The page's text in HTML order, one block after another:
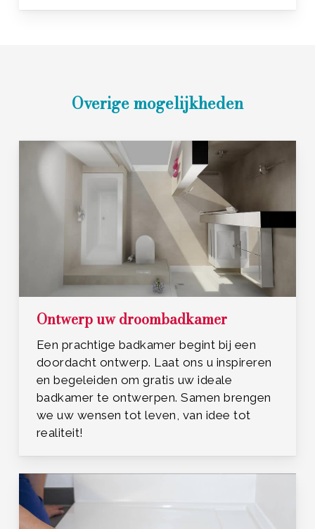
Overige mogelijkheden
Ontwerp uw droombadkamer
Een prachtige badkamer begint bij een
doordacht ontwerp. Laat ons u inspireren
en begeleiden om gratis uw ideale
badkamer te ontwerpen. Samen brengen
we uw wensen tot leven, van idee tot
realiteit!